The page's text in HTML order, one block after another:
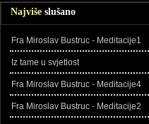
Najviše slušano
Fra Miroslav Bustruc - Meditacije1
Iz tame u svjetlost
Fra Miroslav Bustruc - Meditacije4
Fra Miroslav Bustruc - Meditacije2